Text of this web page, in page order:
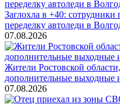
Заглохла в +40:
переделку автоледи в
07.08.2026
Жители Ростовской
дополнительные выходные
07.08.2026